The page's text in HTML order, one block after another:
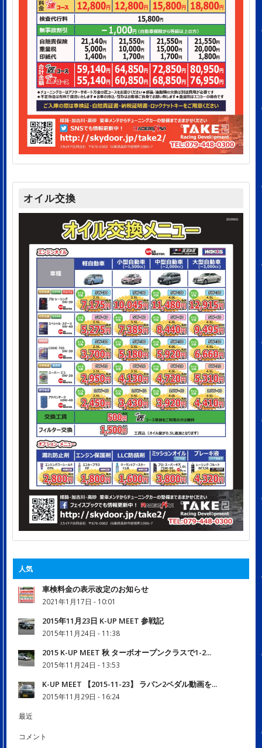
オイル交換
人気
車検料金の表示改定のお知らせ
2021年1月17日 - 10:01
2015年11月23日 K-UP MEET 参戦記
2015年11月24日 - 11:38
2015 K-UP MEET 秋 ターボオープンクラスで1-2...
2015年11月24日 - 13:53
K-UP MEET 【2015-11-23】 ラパン2ペダル動画を...
2015年11月29日 - 16:24
最近
コメント